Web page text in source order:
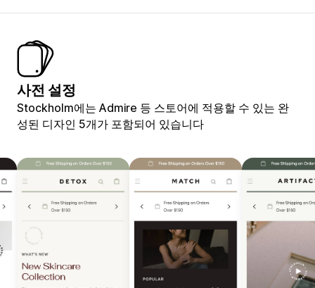
사전 설정
Stockholm에는 Admire 등 스토어에 적용할 수 있는 완
성된 디자인 5개가 포함되어 있습니다